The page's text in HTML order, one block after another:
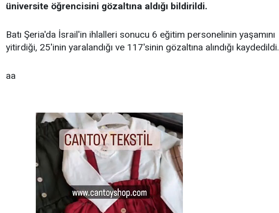
üniversite öğrencisini gözaltına aldığı bildirildi.
Batı Şeria'da İsrail'in ihlalleri sonucu 6 eğitim personelinin yaşamını
yitirdiği, 25'inin yaralandığı ve 117'sinin gözaltına alındığı kaydedildi.
aa